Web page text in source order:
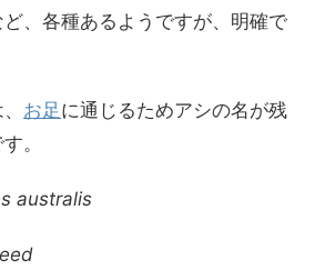
、各種あるようですが、明確で
お足に通じるためアシの名が残
。
australis